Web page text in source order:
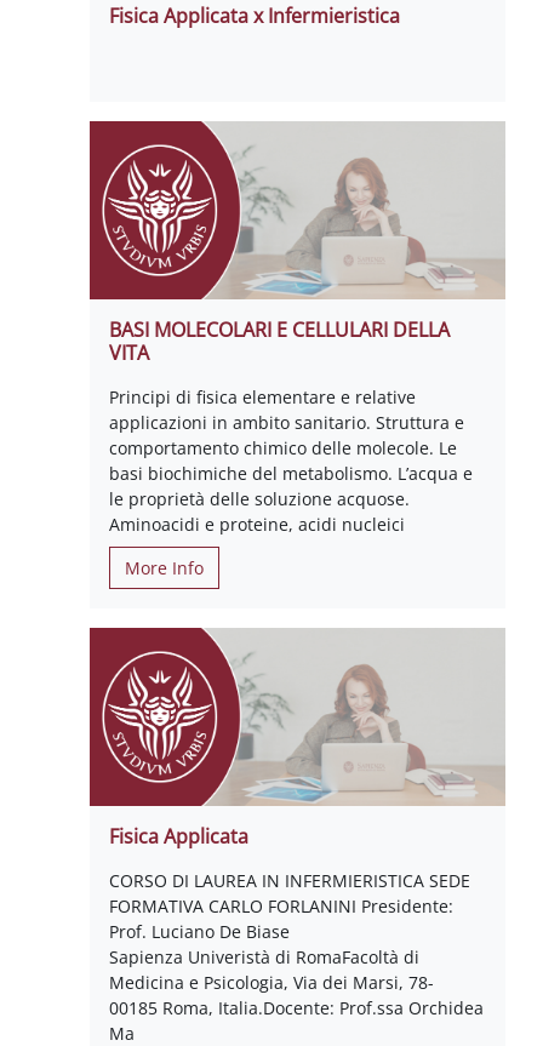
Fisica Applicata x Infermieristica
BASI MOLECOLARI E CELLULARI DELLA
VITA
Principi di fisica elementare e relative
applicazioni in ambito sanitario. Struttura e
comportamento chimico delle molecole. Le
basi biochimiche del metabolismo. L’acqua e
le proprietà delle soluzione acquose.
Aminoacidi e proteine, acidi nucleici
More Info
Fisica Applicata
CORSO DI LAUREA IN INFERMIERISTICA SEDE
FORMATIVA CARLO FORLANINI Presidente:
Prof. Luciano De Biase
Sapienza Univeristà di RomaFacoltà di
Medicina e Psicologia, Via dei Marsi, 78-
00185 Roma, Italia.Docente: Prof.ssa Orchidea
Ma